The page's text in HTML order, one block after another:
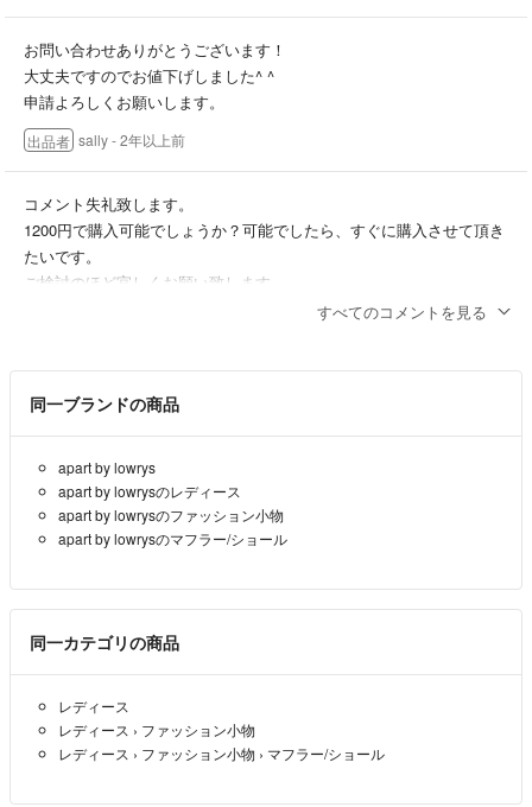
お問い合わせありがとうございます！
大丈夫ですのでお値下げしました^ ^
申請よろしくお願いします。
出品者 sally- 2年以上前
コメント失礼致します。
1200円で購入可能でしょうか？可能でしたら、すぐに購入させて頂き
たいです。
ご検討のほど宜しくお願い致します。
すべてのコメントを見る
同一ブランドの商品
apart by lowrys
apart by lowrysのレディース
apart by lowrysのファッション小物
apart by lowrysのマフラー/ショール
同一カテゴリの商品
レディース
レディース › ファッション小物
レディース › ファッション小物 › マフラー/ショール